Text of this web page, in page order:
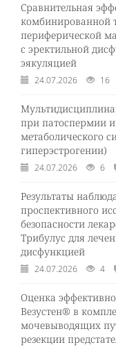
Сравнительная
комбинированной
периферической
с эректильной
эякуляцией
24.07.2026 16
при патоспермии
метаболического
гиперэстрогении)
24.07.2026 6
Результаты
проспективного
безопасности
Трибулус для
дисфункцией
24.07.2026 4
Оценка
Везустен® в
мочевыводящих
резекции